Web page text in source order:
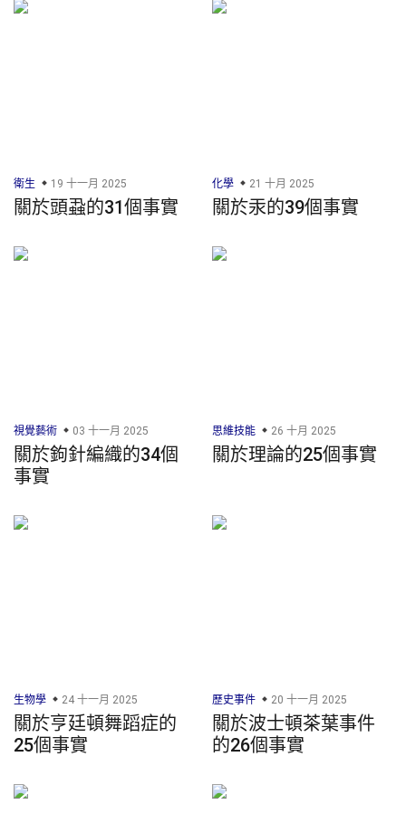
衛生 19 十一月 2025
關於頭蝨的31個事實
化學 21 十月 2025
關於汞的39個事實
視覺藝術 03 十一月 2025
關於鉤針編織的34個
事實
思維技能 26 十月 2025
關於理論的25個事實
生物學 24 十一月 2025
關於亨廷頓舞蹈症的
25個事實
歷史事件 20 十一月 2025
關於波士頓茶葉事件
的26個事實